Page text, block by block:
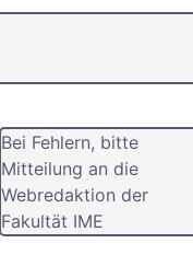
Bei Fehlern, bitte
Mitteilung an die
Webredaktion der
Fakultät IME